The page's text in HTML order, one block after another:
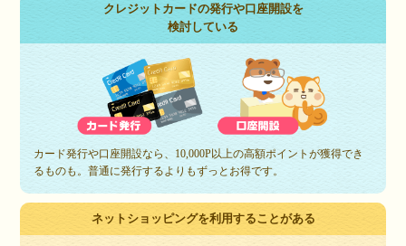
クレジットカードの発行や口座開設を
検討している
カード発行や口座開設なら、10,000P以上の高額ポイントが獲得でき
るものも。普通に発行するよりもずっとお得です。
ネットショッピングを利用することがある